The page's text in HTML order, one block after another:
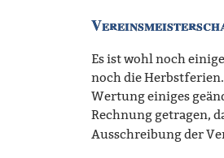
Es ist wohl noch
noch die
Wertung einiges
Rechnung getragen,
Ausschreibung der